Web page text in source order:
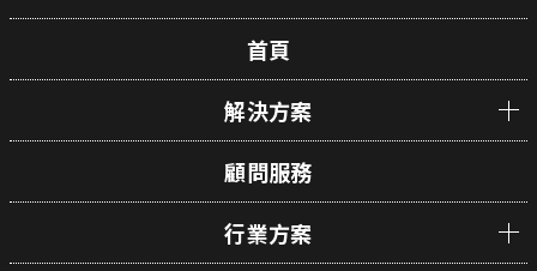
首頁
解決方案
顧問服務
行業方案